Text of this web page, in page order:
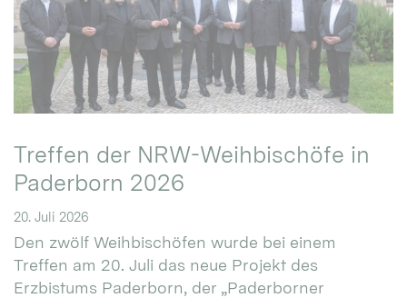
Treffen der NRW-Weihbischöfe in
Paderborn 2026
20. Juli 2026
Den zwölf Weihbischöfen wurde bei einem
Treffen am 20. Juli das neue Projekt des
Erzbistums Paderborn, der „Paderborner